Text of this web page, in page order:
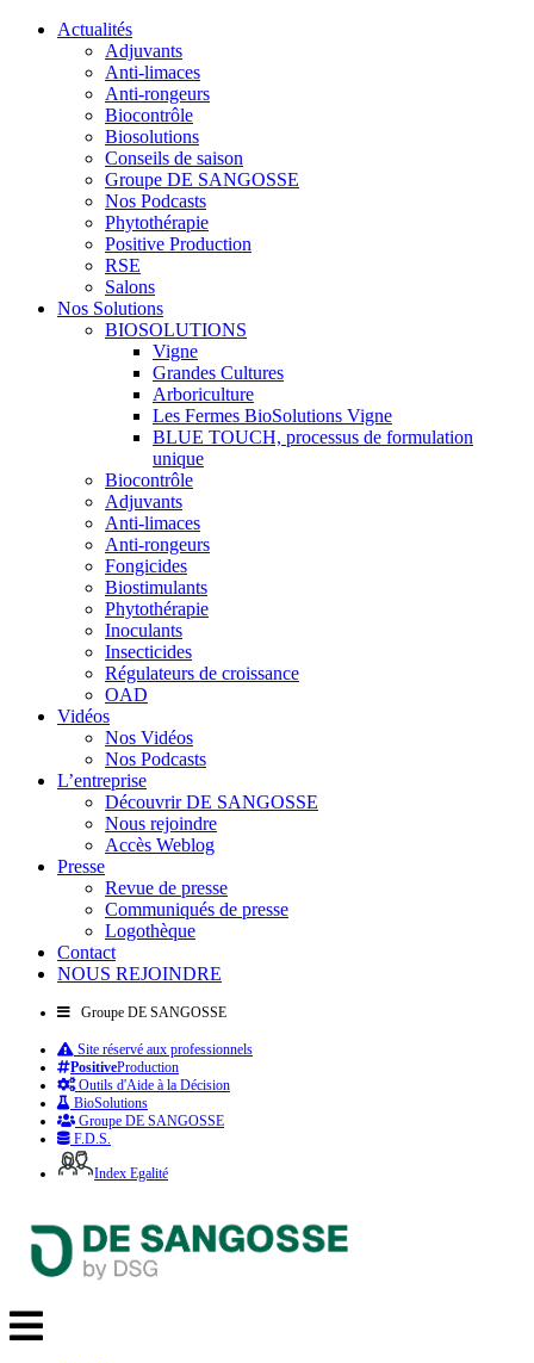
Actualités
Adjuvants
Anti-limaces
Anti-rongeurs
Biocontrôle
Biosolutions
Conseils de saison
Groupe DE SANGOSSE
Nos Podcasts
Phytothérapie
Positive Production
RSE
Salons
Nos Solutions
BIOSOLUTIONS
Vigne
Grandes Cultures
Arboriculture
Les Fermes BioSolutions Vigne
BLUE TOUCH, processus de formulation
unique
Biocontrôle
Adjuvants
Anti-limaces
Anti-rongeurs
Fongicides
Biostimulants
Phytothérapie
Inoculants
Insecticides
Régulateurs de croissance
OAD
Vidéos
Nos Vidéos
Nos Podcasts
L’entreprise
Découvrir DE SANGOSSE
Nous rejoindre
Accès Weblog
Presse
Revue de presse
Communiqués de presse
Logothèque
Contact
NOUS REJOINDRE
Groupe DE SANGOSSE
Site réservé aux professionnels
PositiveProduction
Outils d'Aide à la Décision
BioSolutions
Groupe DE SANGOSSE
F.D.S.
Index Egalité